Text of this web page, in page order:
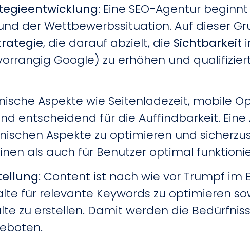
: Eine SEO-Agentur
der Wettbewerbssituation. Auf dieser
, die darauf abzielt, die Sichtbarkeit
Google) zu erhöhen und
Aspekte wie Seitenladezeit, mobile
entscheidend für die Auffindbarkeit.
Aspekte zu optimieren und
als auch für Benutzer optimal
: Content ist nach wie vor Trumpf im
für relevante Keywords zu optimieren
zu erstellen. Damit werden die